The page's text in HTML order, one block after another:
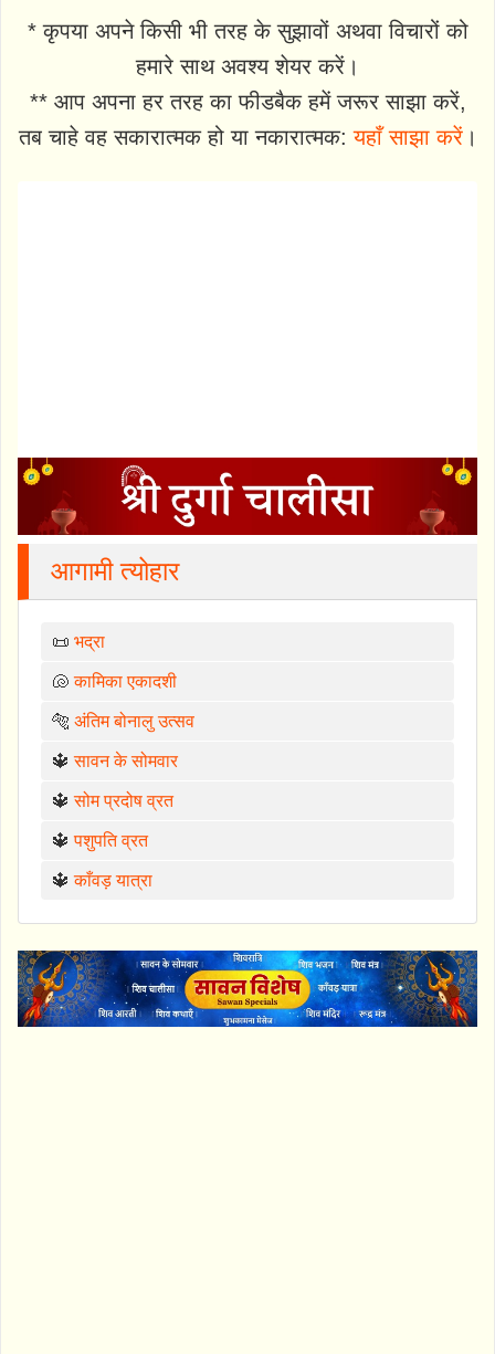
* कृपया अपने किसी भी तरह के सुझावों अथवा विचारों को
हमारे साथ अवश्य शेयर करें।
** आप अपना हर तरह का फीडबैक हमें जरूर साझा करें,
तब चाहे वह सकारात्मक हो या नकारात्मक:यहाँ साझा करें।
आगामी त्योहार
📜 भद्रा
🐚कामिका एकादशी
🐅 अंतिम बोनालु उत्सव
🔱सावन के सोमवार
🔱सोम प्रदोष व्रत
🔱पशुपति व्रत
🔱काँवड़ यात्रा